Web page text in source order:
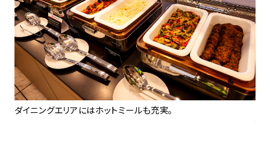
ダイニングエリアにはホットミールも充実。